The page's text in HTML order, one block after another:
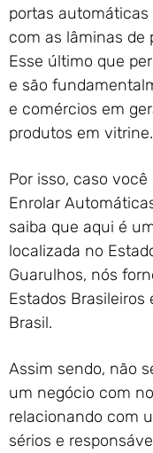
portas
com as lâminas de
Esse último que
e são
e comércios em
produtos em vitrine.
Por isso, caso
Enrolar
saiba que aqui é
localizada no
Guarulhos, nós
Estados
Brasil.
Assim sendo, não
um negócio com
relacionando com
sérios e